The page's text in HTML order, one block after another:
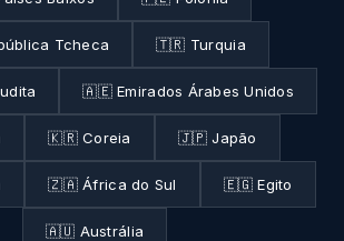
Tcheca 🇹🇷 Turquia
🇦🇪 Emirados Árabes Unidos
🇰🇷 Coreia 🇯🇵 Japão
🇿🇦 África do Sul 🇪🇬 Egito
🇦🇺 Austrália